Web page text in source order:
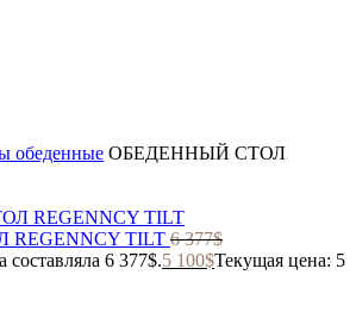
обеденные ОБЕДЕННЫЙ СТОЛ
TILT 6 377$
составляла 6 377$.5 100$Текущая цена: 5